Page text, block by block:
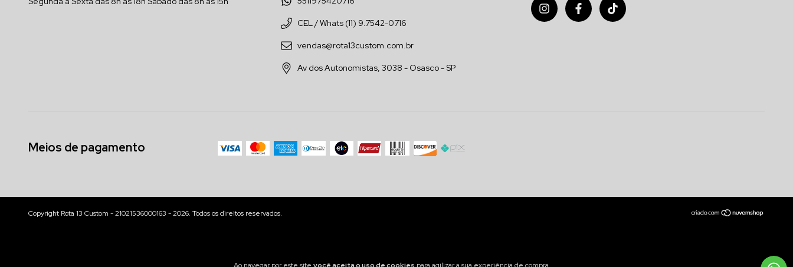
CEL / Whats (11) 9.7542-0716
vendas@rota13custom.com.br
Av dos Autonomistas, 3038 - Osasco - SP
Meios de pagamento
Copyright Rota 13 Custom - 21021536000163 - 2026. Todos os direitos reservados.